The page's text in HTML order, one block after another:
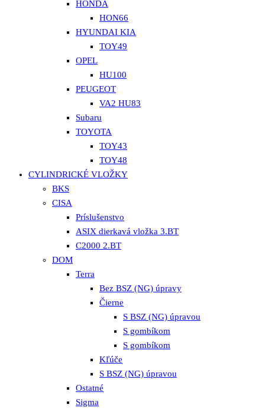
HONDA
HON66
HYUNDAI KIA
TOY49
OPEL
HU100
PEUGEOT
VA2 HU83
Subaru
TOYOTA
TOY43
TOY48
CYLINDRICKÉ VLOŽKY
BKS
CISA
Príslušenstvo
ASIX dierkavá vložka 3.BT
C2000 2.BT
DOM
Terra
Bez BSZ (NG) úpravy
Čierne
S BSZ (NG) úpravou
S gombíkom
S gombíkom
Kľúče
S BSZ (NG) úpravou
Ostatné
Sigma